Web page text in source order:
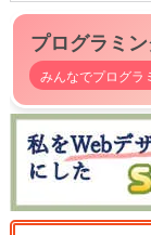
プログラミ
みんなでプログラ